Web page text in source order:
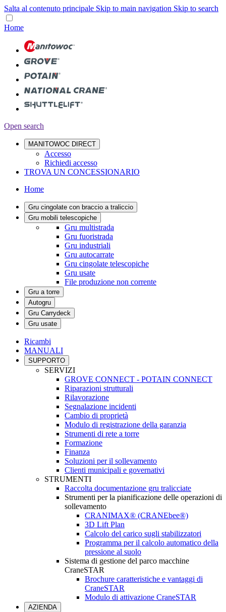
Salta al contenuto principale Skip to main navigation Skip to search
Home
Open search
MANITOWOC DIRECT
Accesso
Richiedi accesso
TROVA UN CONCESSIONARIO
Home
Gru cingolate con braccio a traliccio
Gru mobili telescopiche
Gru multistrada
Gru fuoristrada
Gru industriali
Gru autocarrate
Gru cingolate telescopiche
Gru usate
File produzione non corrente
Gru a torre
Autogru
Gru Carrydeck
Gru usate
Ricambi
MANUALI
SUPPORTO
SERVIZI
GROVE CONNECT - POTAIN CONNECT
Riparazioni strutturali
Rilavorazione
Segnalazione incidenti
Cambio di proprietà
Modulo di registrazione della garanzia
Strumenti di rete a torre
Formazione
Finanza
Soluzioni per il sollevamento
Clienti municipali e governativi
STRUMENTI
Raccolta documentazione gru tralicciate
Strumenti per la pianificazione delle operazioni di
sollevamento
CRANIMAX® (CRANEbee®)
3D Lift Plan
Calcolo del carico sugli stabilizzatori
Programma per il calcolo automatico della
pressione al suolo
Sistema di gestione del parco macchine
CraneSTAR
Brochure caratteristiche e vantaggi di
CraneSTAR
Modulo di attivazione CraneSTAR
AZIENDA